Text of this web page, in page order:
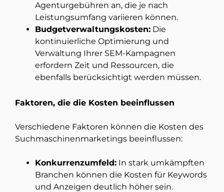
Agenturgebühren an, die je nach
Leistungsumfang variieren können.
Budgetverwaltungskosten: Die
kontinuierliche Optimierung und
Verwaltung Ihrer SEM-Kampagnen
erfordern Zeit und Ressourcen, die
ebenfalls berücksichtigt werden müssen.
Faktoren, die die Kosten beeinflussen
Verschiedene Faktoren können die Kosten des
Suchmaschinenmarketings beeinflussen:
Konkurrenzumfeld: In stark umkämpften
Branchen können die Kosten für Keywords
und Anzeigen deutlich höher sein.